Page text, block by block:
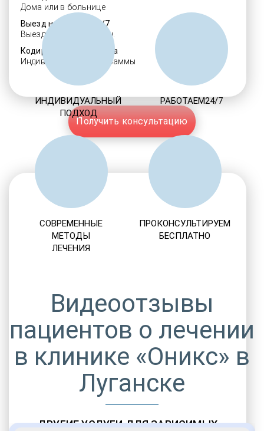
Дома или в больнице
Выезд нарколога 24/7
Выезд в течение 30 мин.
Кодировка алкоголизма
Индивидуальные программы
Получить консультацию
ДРУГИЕ УСЛУГИ ДЛЯ ЗАВИСИМЫХ
ИНДИВИДУАЛЬНЫЙ
ПОДХОД
РАБОТАЕМ24/7
СОВРЕМЕННЫЕ
МЕТОДЫ
ЛЕЧЕНИЯ
ПРОКОНСУЛЬТИРУЕМ
БЕСПЛАТНО
Видеоотзывы
пациентов о лечении
в клинике «Оникс» в
Луганске